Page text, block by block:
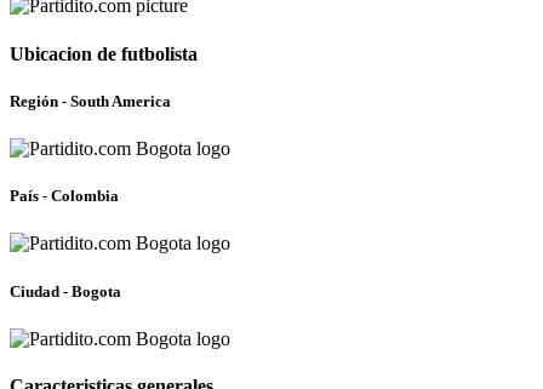
Ubicacion de futbolista
Región - South America
País - Colombia
Ciudad - Bogota